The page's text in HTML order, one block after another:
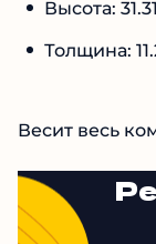
Высота:
Толщина:
Весит весь